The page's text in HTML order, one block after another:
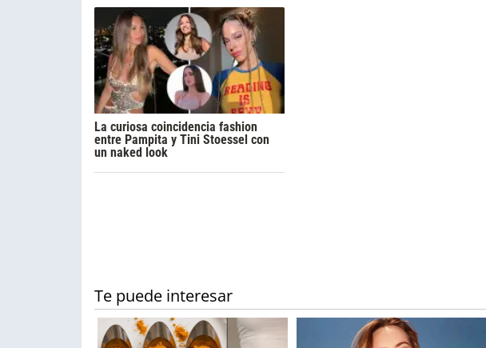
La curiosa coincidencia fashion
entre Pampita y Tini Stoessel con
un naked look